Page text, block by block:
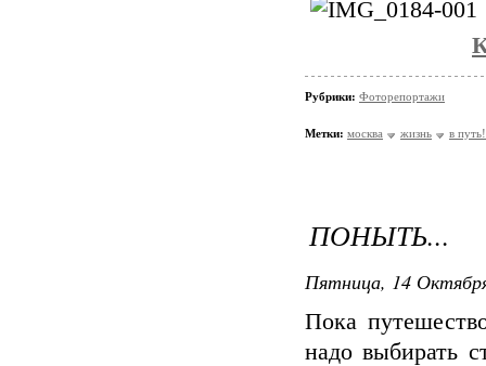
Рубрики: Фоторепортажи
Метки: москва жизнь в путь!
ПОНЫТЬ...
Пятница, 14
Пока
надо выбирать